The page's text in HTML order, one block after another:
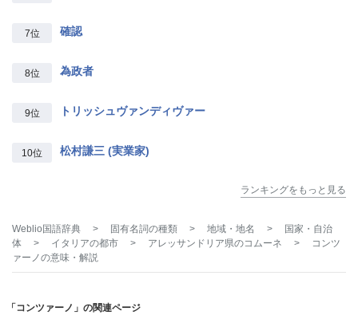
7位 確認
8位 為政者
9位 トリッシュヴァンディヴァー
10位 松村謙三 (実業家)
ランキングをもっと見る
Weblio国語辞典 > 固有名詞の種類 > 地域・地名 >
国家・自治
体
> イタリアの都市 > アレッサンドリア県のコムーネ >
コンツ
ァーノの意味・解説
「コンツァーノ」の関連ページ